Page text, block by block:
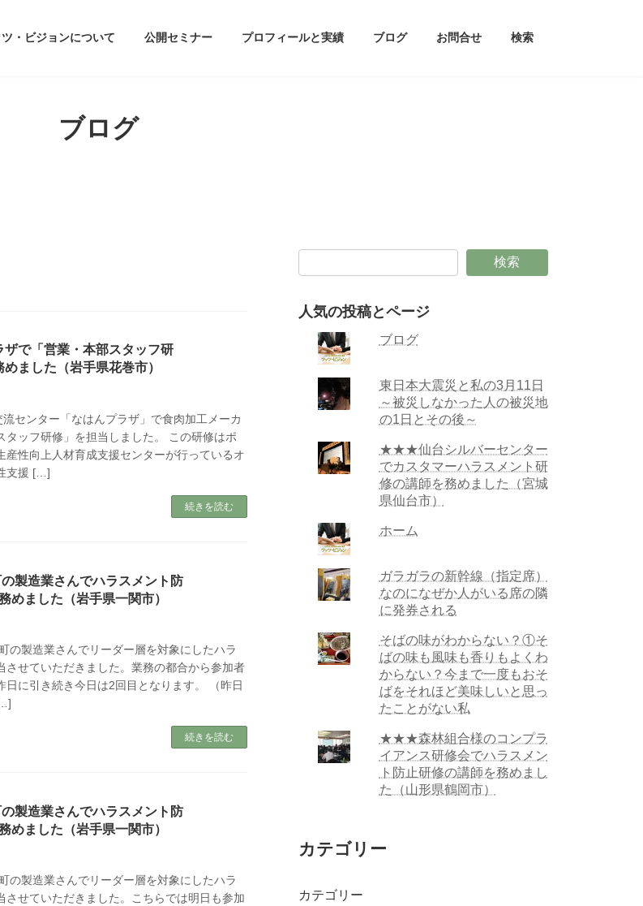
ツ・ビジョンについて 公開セミナー プロフィールと実績 ブログ お問合せ 検索
ブログ
で「営業・本部スタッフ研
ました（岩手県花巻市）
センター「なはんプラザ」で食肉加工メーカ
タッフ研修」を担当しました。 この研修はポ
産性向上人材育成支援センターが行っているオ
支援 […]
続きを読む
造業さんでハラスメント防
めました（岩手県一関市）
の製造業さんでリーダー層を対象にしたハラ
させていただきました。業務の都合から参加者
日に引き続き今日は2回目となります。 （昨日
続きを読む
造業さんでハラスメント防
めました（岩手県一関市）
の製造業さんでリーダー層を対象にしたハラ
させていただきました。こちらでは明日も参加
検索
人気の投稿とページ
ブログ
東日本大震災と私の3月11日
～被災しなかった人の被災地
の1日とその後～
★★★仙台シルバーセンター
でカスタマーハラスメント研
修の講師を務めました（宮城
県仙台市）
ホーム
ガラガラの新幹線（指定席）
なのになぜか人がいる席の隣
に発券される
そばの味がわからない？①そ
ばの味も風味も香りもよくわ
からない？今まで一度もおそ
ばをそれほど美味しいと思っ
たことがない私
★★★森林組合様のコンプラ
イアンス研修会でハラスメン
ト防止研修の講師を務めまし
た（山形県鶴岡市）
カテゴリー
カテゴリー